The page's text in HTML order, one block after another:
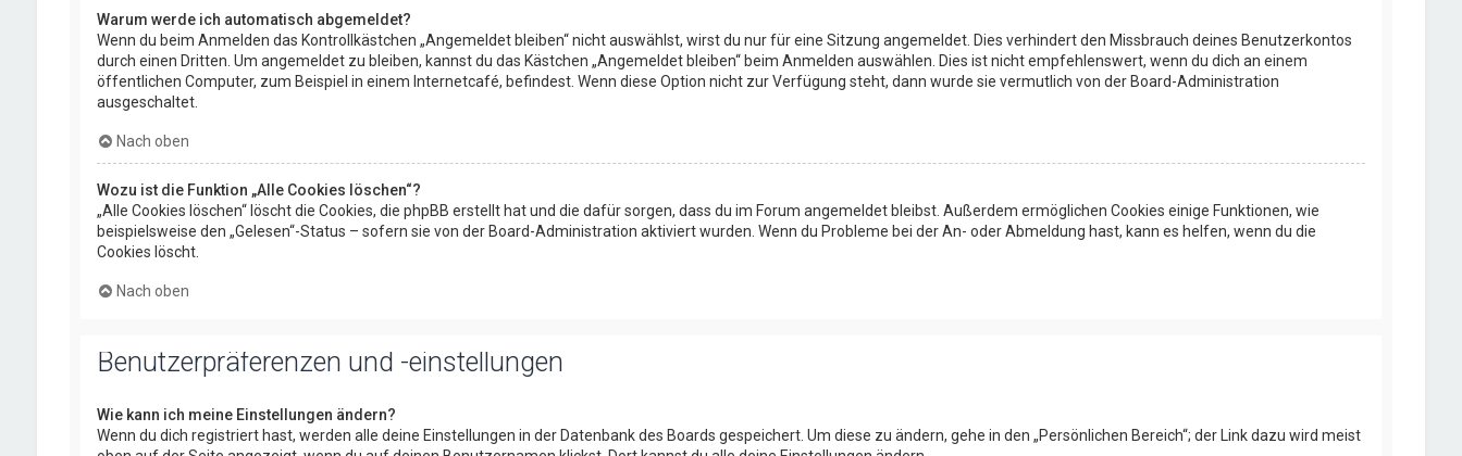
Warum werde ich automatisch abgemeldet?
Wenn du beim Anmelden das Kontrollkästchen „Angemeldet bleiben“ nicht auswählst, wirst du nur für eine Sitzung angemeldet. Dies verhindert den Missbrauch deines Benutzerkontos
durch einen Dritten. Um angemeldet zu bleiben, kannst du das Kästchen „Angemeldet bleiben“ beim Anmelden auswählen. Dies ist nicht empfehlenswert, wenn du dich an einem
öffentlichen Computer, zum Beispiel in einem Internetcafé, befindest. Wenn diese Option nicht zur Verfügung steht, dann wurde sie vermutlich von der Board-Administration
ausgeschaltet.
Nach oben
Wozu ist die Funktion „Alle Cookies löschen“?
„Alle Cookies löschen“ löscht die Cookies, die phpBB erstellt hat und die dafür sorgen, dass du im Forum angemeldet bleibst. Außerdem ermöglichen Cookies einige Funktionen, wie
beispielsweise den „Gelesen“-Status – sofern sie von der Board-Administration aktiviert wurden. Wenn du Probleme bei der An- oder Abmeldung hast, kann es helfen, wenn du die
Cookies löscht.
Nach oben
Benutzerpräferenzen und -einstellungen
Wie kann ich meine Einstellungen ändern?
Wenn du dich registriert hast, werden alle deine Einstellungen in der Datenbank des Boards gespeichert. Um diese zu ändern, gehe in den „Persönlichen Bereich“; der Link dazu wird meist